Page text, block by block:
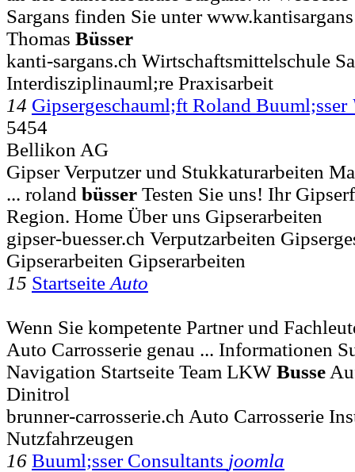
Sargans finden Sie unter
Thomas Büsser
kanti-sargans.ch Wirtschaftsmittelschule
Interdisziplinauml;re Praxisarbeit
14 Gipsergeschauml;ft Roland Buuml;sser
5454
Bellikon AG
Gipser Verputzer und Stukkaturarbeiten
... roland büsser Testen Sie uns! Ihr
Region. Home Über uns Gipserarbeiten
gipser-buesser.ch Verputzarbeiten
Gipserarbeiten Gipserarbeiten
15 Startseite Auto
Wenn Sie kompetente Partner und
Auto Carrosserie genau ... Informationen
Navigation Startseite Team LKW Busse
Dinitrol
brunner-carrosserie.ch Auto Carrosserie
Nutzfahrzeugen
16 Buuml;sser Consultants joomla